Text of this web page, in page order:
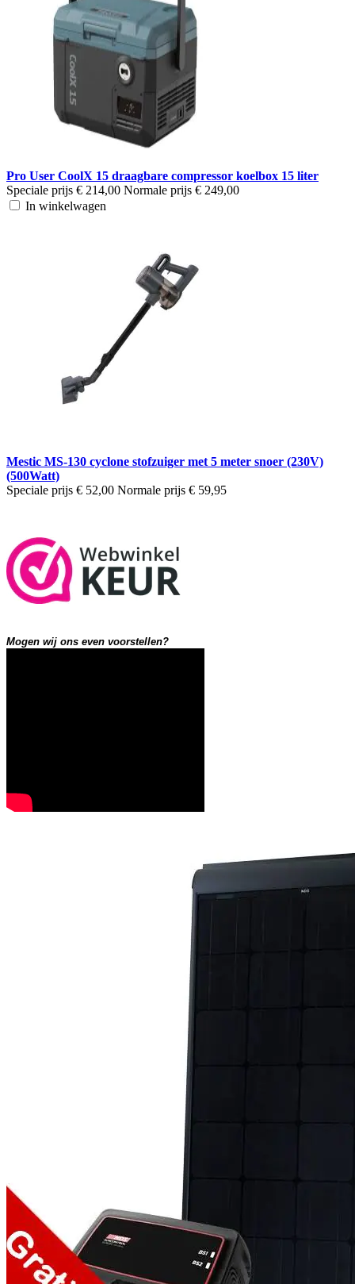
Pro User CoolX 15 draagbare compressor koelbox 15 liter
Speciale prijs € 214,00 Normale prijs € 249,00
In winkelwagen
Mestic MS-130 cyclone stofzuiger met 5 meter snoer (230V)
(500Watt)
Speciale prijs € 52,00 Normale prijs € 59,95
Mogen wij ons even voorstellen?